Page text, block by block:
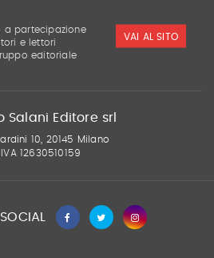
a partecipazione
e lettori
editoriale
VAI AL SITO
Salani Editore srl
10, 20145 Milano
IVA 12630510159